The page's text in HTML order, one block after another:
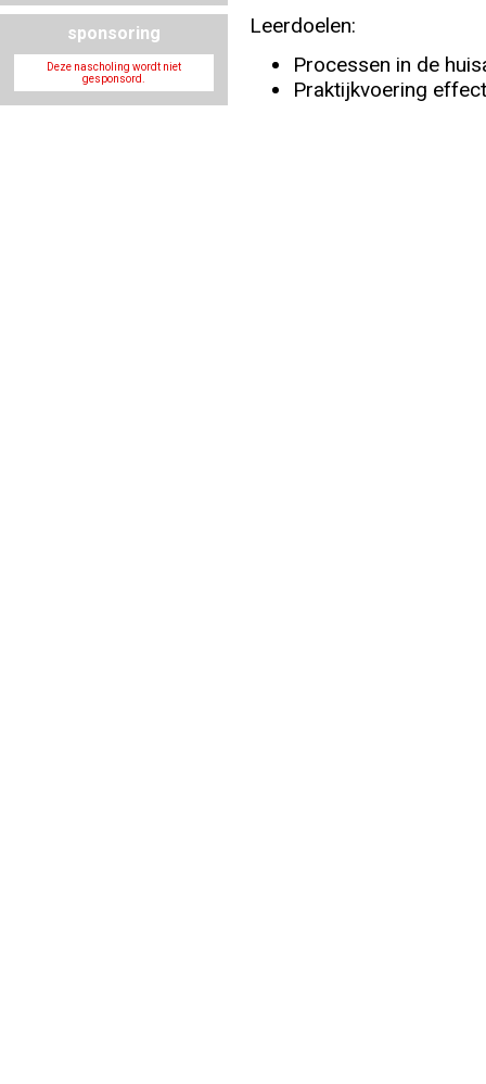
Inloggen
sponsoring
Deze nascholing wordt niet
gesponsord.
Leerdoelen:
Processen in de
Praktijkvoering